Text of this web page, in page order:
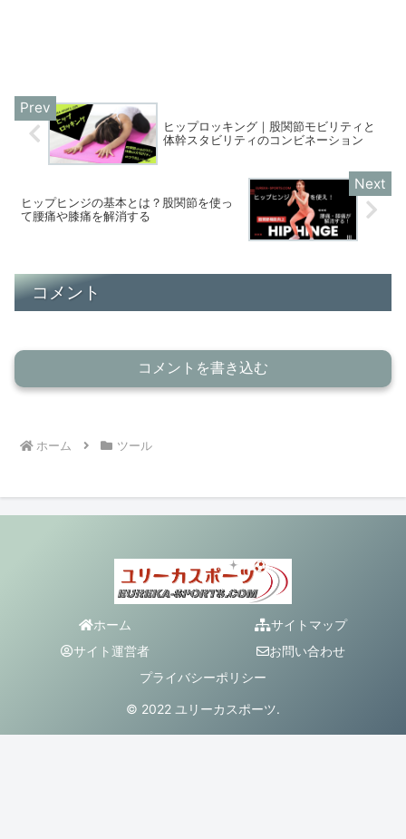
ヒップロッキング｜股関節モビリティと
体幹スタビリティのコンビネーション
ヒップヒンジの基本とは？股関節を使っ
て腰痛や膝痛を解消する
コメント
コメントを書き込む
ホーム ツール
ホーム
サイトマップ
サイト運営者
お問い合わせ
プライバシーポリシー
© 2022 ユリーカスポーツ.